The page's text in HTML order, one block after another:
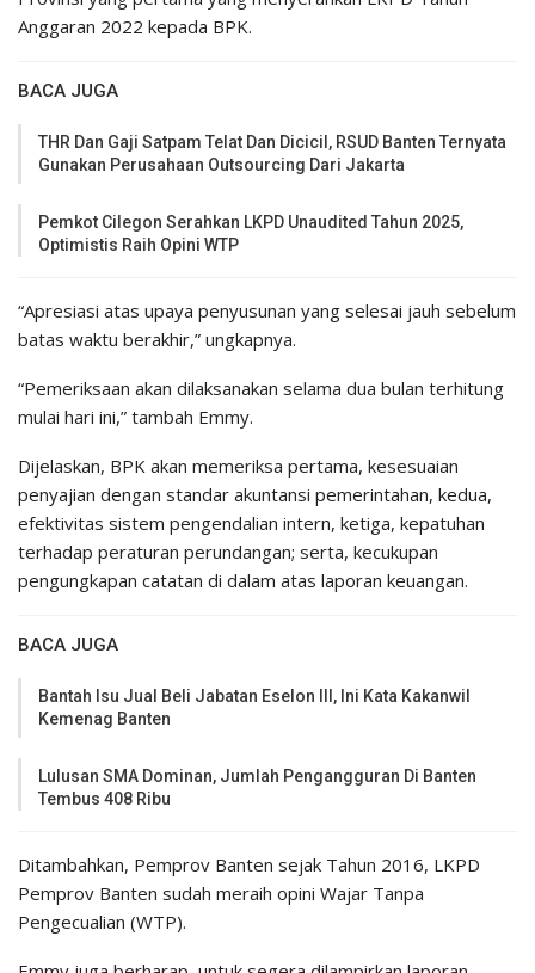
Anggaran 2022 kepada BPK.
BACA JUGA
THR Dan Gaji Satpam Telat Dan Dicicil, RSUD Banten Ternyata
Gunakan Perusahaan Outsourcing Dari Jakarta
Pemkot Cilegon Serahkan LKPD Unaudited Tahun 2025,
Optimistis Raih Opini WTP
“Apresiasi atas upaya penyusunan yang selesai jauh sebelum
batas waktu berakhir,” ungkapnya.
“Pemeriksaan akan dilaksanakan selama dua bulan terhitung
mulai hari ini,” tambah Emmy.
Dijelaskan, BPK akan memeriksa pertama, kesesuaian
penyajian dengan standar akuntansi pemerintahan, kedua,
efektivitas sistem pengendalian intern, ketiga, kepatuhan
terhadap peraturan perundangan; serta, kecukupan
pengungkapan catatan di dalam atas laporan keuangan.
BACA JUGA
Bantah Isu Jual Beli Jabatan Eselon III, Ini Kata Kakanwil
Kemenag Banten
Lulusan SMA Dominan, Jumlah Pengangguran Di Banten
Tembus 408 Ribu
Ditambahkan, Pemprov Banten sejak Tahun 2016, LKPD
Pemprov Banten sudah meraih opini Wajar Tanpa
Pengecualian (WTP).